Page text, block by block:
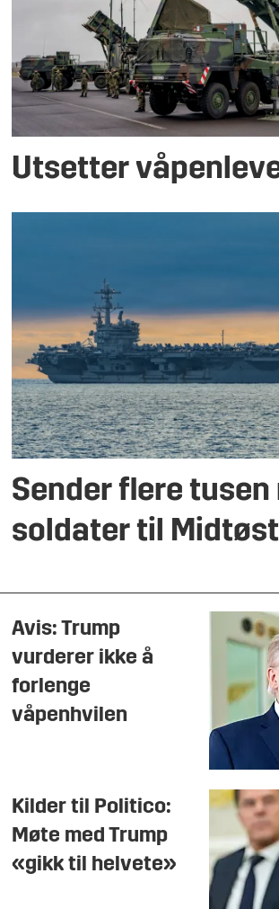
Utsetter
Sender flere tusen
soldater til
Avis: Trump
vurderer ikke å
forlenge
våpenhvilen
Kilder til Politico:
Møte med Trump
«gikk til helvete»